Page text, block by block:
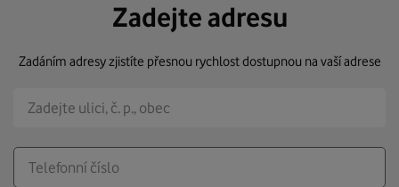
Zadejte adresu
Zadáním adresy zjistíte přesnou rychlost dostupnou na vaší adrese